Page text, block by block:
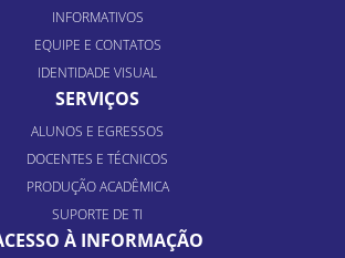
INFORMATIVOS
EQUIPE E CONTATOS
IDENTIDADE VISUAL
SERVIÇOS
ALUNOS E EGRESSOS
DOCENTES E TÉCNICOS
PRODUÇÃO ACADÊMICA
SUPORTE DE TI
À INFORMAÇÃO